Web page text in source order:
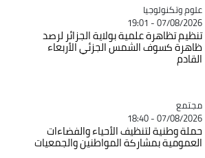
Catégorie
علوم وتكنولوجيا
07/08/2026 - 19:01
تنظيم تظاهرة علمية بولاية الجزائر لرصد
ظاهرة كسوف الشمس الجزئي الأربعاء
القادم
Catégorie
مجتمع
07/08/2026 - 18:40
حملة وطنية لتنظيف الأحياء والفضاءات
العمومية بمشاركة المواطنين والجمعيات